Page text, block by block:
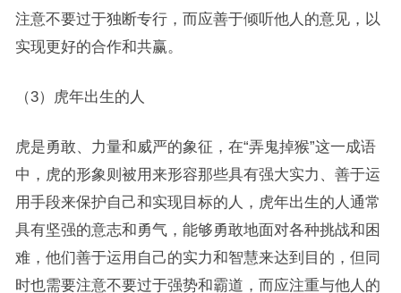
注意不要过于独断专行，而应善于倾听他人的意见，以
实现更好的合作和共赢。
（3）虎年出生的人
虎是勇敢、力量和威严的象征，在“弄鬼掉猴”这一成语
中，虎的形象则被用来形容那些具有强大实力、善于运
用手段来保护自己和实现目标的人，虎年出生的人通常
具有坚强的意志和勇气，能够勇敢地面对各种挑战和困
难，他们善于运用自己的实力和智慧来达到目的，但同
时也需要注意不要过于强势和霸道，而应注重与他人的